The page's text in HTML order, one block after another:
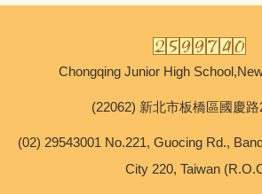
Chongqing Junior High
(22062) 新北市板橋區國慶
(02) 29543001 No.221, Guocing Rd.,
City 220, Taiwan